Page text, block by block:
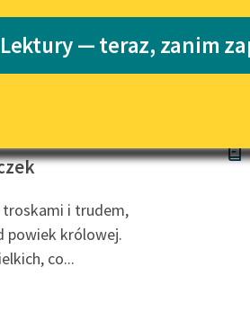
Lektury szkolne i klasyka
literatury do słuchania dla
E-kolekcja lektur szkolnych i
literatury do słuchania dla
niepełnosprawnościami
Feministyczne inspiracje.
Popularyzacja skandynawskiej
literatury feministycznej
— teraz, zanim
troskami i trudem,
powiek królowej.
co...